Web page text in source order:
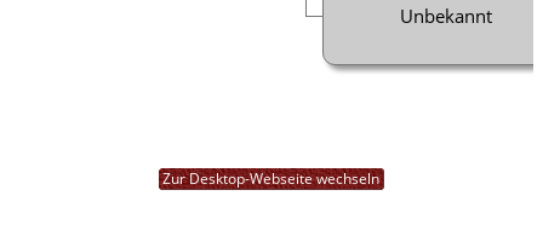
Unbekannt
Zur Desktop-Webseite wechseln